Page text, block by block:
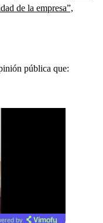
de la empresa”,
pública que:
by